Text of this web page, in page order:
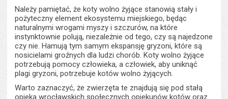
Należy pamiętać, że koty wolno żyjące stanowią stały i
pożyteczny element ekosystemu miejskiego, będąc
naturalnymi wrogami myszy i szczurów, na które
instynktownie polują, niezależnie od tego, czy są najedzone
czy nie. Hamują tym samym ekspansję gryzoni, które są
nosicielami groźnych dla ludzi chorób. Koty wolno żyjące
potrzebują pomocy człowieka, a człowiek, aby uniknąć
plagi gryzoni, potrzebuje kotów wolno żyjących.
Warto zaznaczyć, że zwierzęta te znajdują się pod stałą
opieką wrocławskich społecznych opiekunów kotów oraz